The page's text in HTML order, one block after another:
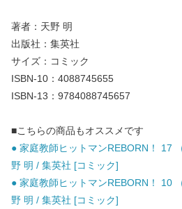
著者：天野 明
出版社：集英社
サイズ：コミック
ISBN-10：4088745655
ISBN-13：9784088745657
■こちらの商品もオススメです
● 家庭教師ヒットマンREBORN！ 17
野 明 / 集英社 [コミック]
● 家庭教師ヒットマンREBORN！ 10
野 明 / 集英社 [コミック]